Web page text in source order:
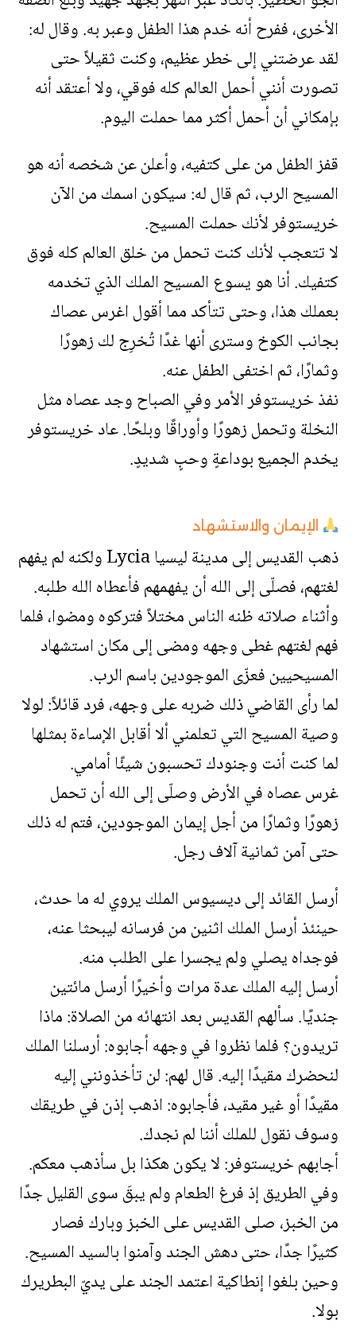
الأخرى، ففرح أنه خدم هذا الطفل وعبر به. وقال له:
لقد عرضتني إلى خطر عظيم، وكنت ثقيلاً حتى
تصورت أنني أحمل العالم كله فوقي، ولا أعتقد أنه
بإمكاني أن أحمل أكثر مما حملت اليوم.
قفز الطفل من على كتفيه، وأعلن عن شخصه أنه هو
المسيح الرب، ثم قال له: سيكون اسمك من الآن
خريستوفر لأنك حملت المسيح.
لا تتعجب لأنك كنت تحمل من خلق العالم كله فوق
كتفيك. أنا هو يسوع المسيح الملك الذي تخدمه
بعملك هذا، وحتى تتأكد مما أقول اغرس عصاك
بجانب الكوخ وسترى أنها غدًا تُخرِج لك زهورًا
وثمارًا، ثم اختفى الطفل عنه.
نفذ خريستوفر الأمر وفي الصباح وجد عصاه مثل
النخلة وتحمل زهورًا وأوراقًا وبلحًا. عاد خريستوفر
يخدم الجميع بوداعةٍ وحبٍ شديدٍ.
الإيمان والاستشهاد
ذهب القديس إلى مدينة ليسيا Lycia ولكنه لم يفهم
لغتهم، فصلّى إلى الله أن يفهمهم فأعطاه الله طلبه.
وأثناء صلاته ظنه الناس مختلاً فتركوه ومضوا، فلما
فهم لغتهم غطى وجهه ومضى إلى مكان استشهاد
المسيحيين فعزّى الموجودين باسم الرب.
لما رأى القاضي ذلك ضربه على وجهه، فرد قائلاً: لولا
وصية المسيح التي تعلمني ألا أقابل الإساءة بمثلها
لما كنت أنت وجنودك تحسبون شيئًا أمامي.
غرس عصاه في الأرض وصلّى إلى الله أن تحمل
زهورًا وثمارًا من أجل إيمان الموجودين، فتم له ذلك
حتى آمن ثمانية آلاف رجل.
أرسل القائد إلى ديسيوس الملك يروي له ما حدث،
حينئذ أرسل الملك اثنين من فرسانه ليبحثا عنه،
فوجداه يصلي ولم يجسرا على الطلب منه.
أرسل إليه الملك عدة مرات وأخيرًا أرسل مائتين
جنديًا. سألهم القديس بعد انتهائه من الصلاة: ماذا
تريدون؟ فلما نظروا في وجهه أجابوه: أرسلنا الملك
لنحضرك مقيدًا إليه. قال لهم: لن تأخذونني إليه
مقيدًا أو غير مقيد، فأجابوه: اذهب إذن في طريقك
وسوف نقول للملك أننا لم نجدك.
أجابهم خريستوفر: لا يكون هكذا بل سأذهب معكم.
وفي الطريق إذ فرغ الطعام ولم يبقَ سوى القليل جدًا
من الخبز، صلى القديس على الخبز وبارك فصار
كثيرًا جدًا، حتى دهش الجند وآمنوا بالسيد المسيح.
وحين بلغوا إنطاكية اعتمد الجند على يديّ البطريرك
بولا.